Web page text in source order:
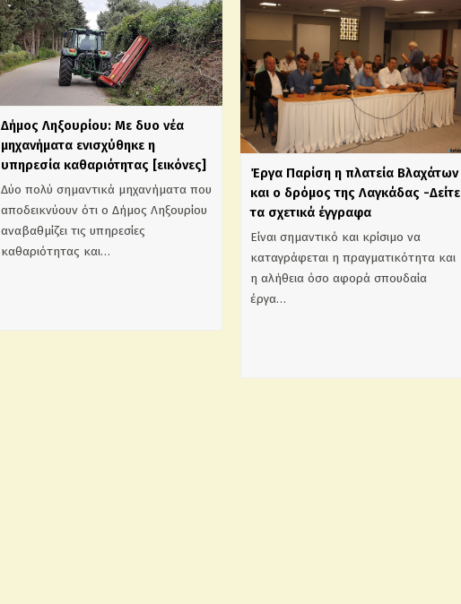
Δήμος Ληξουρίου: Με δυο νέα
μηχανήματα ενισχύθηκε η
υπηρεσία καθαριότητας [εικόνες]
Δύο πολύ σημαντικά μηχανήματα που
αποδεικνύουν ότι ο Δήμος Ληξουρίου
αναβαθμίζει τις υπηρεσίες
καθαριότητας και…
Έργα Παρίση η πλατεία Βλαχάτων
και ο δρόμος της Λαγκάδας -Δείτε
τα σχετικά έγγραφα
Είναι σημαντικό και κρίσιμο να
καταγράφεται η πραγματικότητα και
η αλήθεια όσο αφορά σπουδαία
έργα…